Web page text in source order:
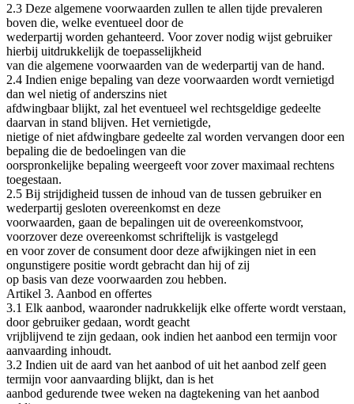
2.3 Deze algemene voorwaarden zullen te allen tijde prevaleren
boven die, welke eventueel door de
wederpartij worden gehanteerd. Voor zover nodig wijst gebruiker
hierbij uitdrukkelijk de toepasselijkheid
van die algemene voorwaarden van de wederpartij van de hand.
2.4 Indien enige bepaling van deze voorwaarden wordt vernietigd
dan wel nietig of anderszins niet
afdwingbaar blijkt, zal het eventueel wel rechtsgeldige gedeelte
daarvan in stand blijven. Het vernietigde,
nietige of niet afdwingbare gedeelte zal worden vervangen door een
bepaling die de bedoelingen van die
oorspronkelijke bepaling weergeeft voor zover maximaal rechtens
toegestaan.
2.5 Bij strijdigheid tussen de inhoud van de tussen gebruiker en
wederpartij gesloten overeenkomst en deze
voorwaarden, gaan de bepalingen uit de overeenkomstvoor,
voorzover deze overeenkomst schriftelijk is vastgelegd
en voor zover de consument door deze afwijkingen niet in een
ongunstigere positie wordt gebracht dan hij of zij
op basis van deze voorwaarden zou hebben.
Artikel 3. Aanbod en offertes
3.1 Elk aanbod, waaronder nadrukkelijk elke offerte wordt verstaan,
door gebruiker gedaan, wordt geacht
vrijblijvend te zijn gedaan, ook indien het aanbod een termijn voor
aanvaarding inhoudt.
3.2 Indien uit de aard van het aanbod of uit het aanbod zelf geen
termijn voor aanvaarding blijkt, dan is het
aanbod gedurende twee weken na dagtekening van het aanbod